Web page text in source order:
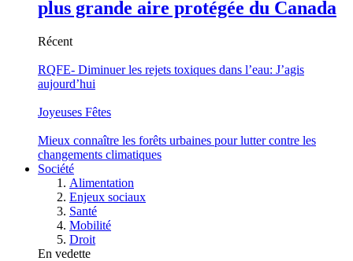
plus grande aire protégée du Canada
Récent
RQFE- Diminuer les rejets toxiques dans l’eau: J’agis
aujourd’hui
Joyeuses Fêtes
Mieux connaître les forêts urbaines pour lutter contre les
changements climatiques
Société
Alimentation
Enjeux sociaux
Santé
Mobilité
Droit
En vedette